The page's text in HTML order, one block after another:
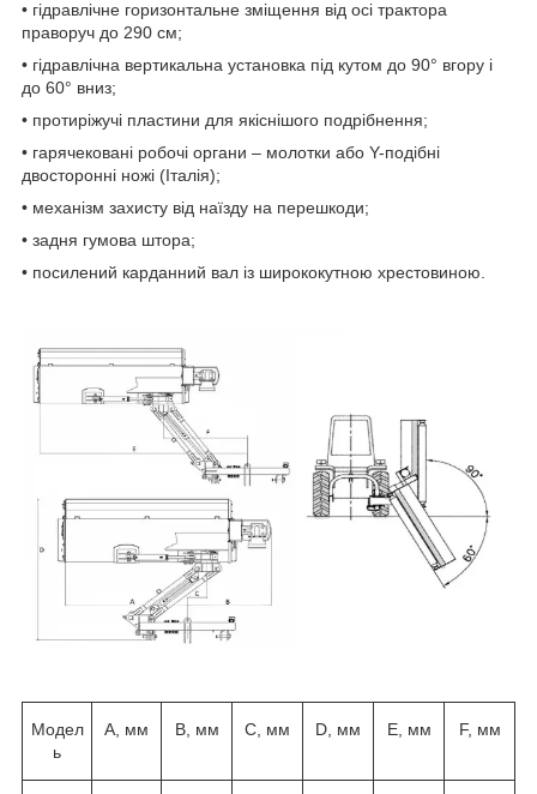
• гідравлічне горизонтальне зміщення від осі трактора
праворуч до 290 см;
• гідравлічна вертикальна установка під кутом до 90° вгору і
до 60° вниз;
• протиріжучі пластини для якіснішого подрібнення;
• гарячековані робочі органи – молотки або Y-подібні
двосторонні ножі (Італія);
• механізм захисту від наїзду на перешкоди;
• задня гумова штора;
• посилений карданний вал із ширококутною хрестовиною.
Модел
ь
А, мм B, мм C, мм D, мм E, мм F, мм